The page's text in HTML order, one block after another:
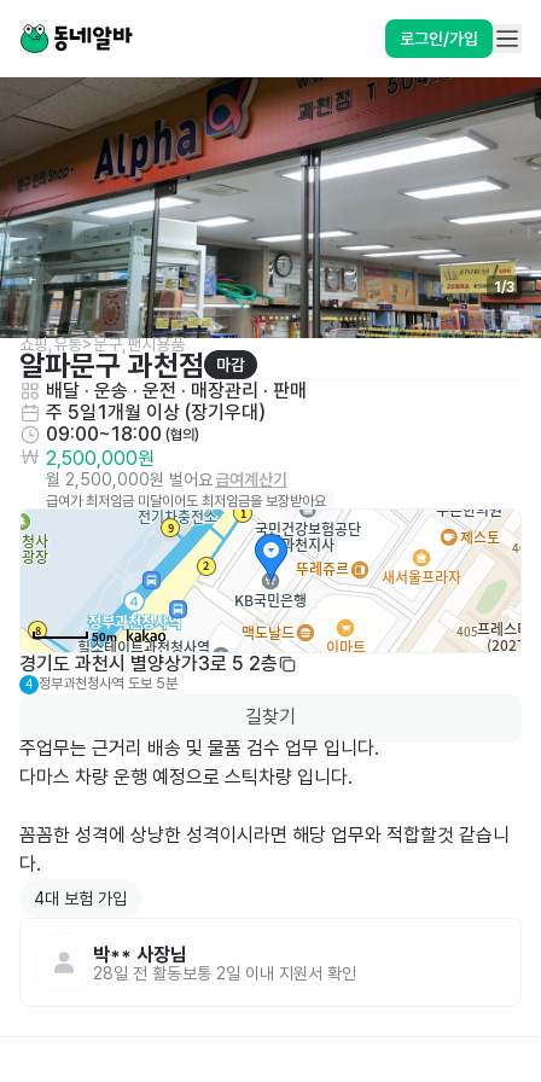
로그인/가입
1/3
쇼핑,유통>문구,팬시용품
알파문구 과천점 마감
배달 · 운송 · 운전 · 매장관리 · 판매
주 5일1개월 이상 (장기우대)
09:00~18:00 (협의)
2,500,000원
월 2,500,000원 벌어요급여계산기
급여가 최저임금 미달이어도 최저임금을 보장받아요
50m
경기도 과천시 별양상가3로 5 2층
4 정부과천청사역 도보 5분
길찾기
주업무는 근거리 배송 및 물품 검수 업무 입니다.
다마스 차량 운행 예정으로 스틱차량 입니다.
꼼꼼한 성격에 상냥한 성격이시라면 해당 업무와 적합할것 같습니
다.
4대 보험 가입
박** 사장님
28일 전 활동 보통 2일 이내 지원서 확인